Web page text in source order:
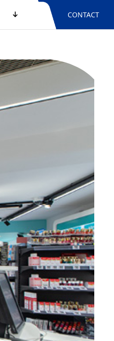
CONTACT